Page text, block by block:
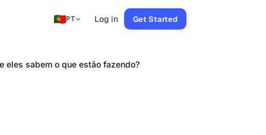
PT Log in Get Started
eles sabem o que estão fazendo?